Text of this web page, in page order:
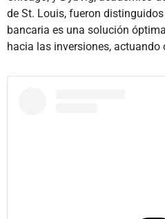
de St. Louis, fueron
bancaria es una solución
hacia las inversiones,